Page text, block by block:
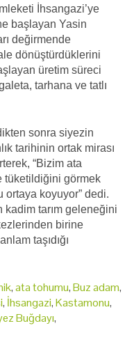
İhsangazi’ye
başlayan Yasin
değirmende
dönüştürdüklerini
üretim süreci
tarhana ve tatlı
sonra siyezin
tarihinin ortak mirası
“Bizim ata
tüketildiğini görmek
ortaya koyuyor” dedi.
kadim tarım geleneğini
birine
taşıdığı
,ata tohumu,Buz adam,
, İhsangazi,Kastamonu,
Buğdayı,